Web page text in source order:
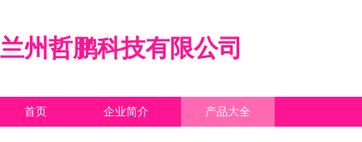
兰州哲鹏科技有限公司
首页 企业简介 产品大全